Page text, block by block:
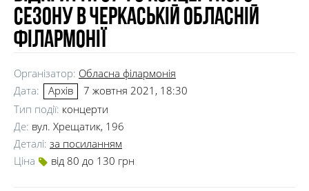
Сезону в Черкаській обласній
філармонії
Організатор: Обласна філармонія
Дата:
Архів
7 жовтня 2021, 18:30
Тип події: концерти
Де: вул. Хрещатик, 196
Деталі: за посиланням
Ціна
від 80 до 130 грн